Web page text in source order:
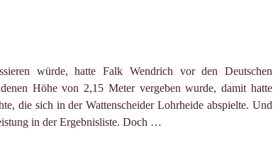
würde, hatte Falk Wendrich vor den Deutschen
Höhe von 2,15 Meter vergeben wurde, damit hatte
die sich in der Wattenscheider Lohrheide abspielte. Und
in der Ergebnisliste. Doch …